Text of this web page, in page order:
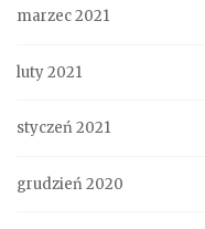
marzec 2021
luty 2021
styczeń 2021
grudzień 2020